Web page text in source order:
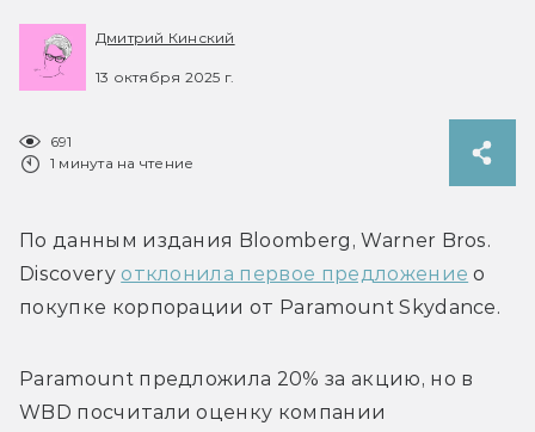
Дмитрий Кинский
13 октября 2025 г.
691
1 минута на чтение
По данным издания Bloomberg, Warner Bros.
Discovery отклонила первое предложение о
покупке корпорации от Paramount Skydance.
Paramount предложила 20% за акцию, но в
WBD посчитали оценку компании